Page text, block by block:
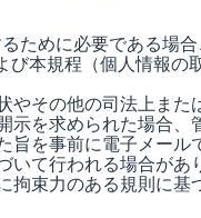
ために必要である場
本規程（個人情報
その他の司法上ま
を求められた場合
を事前に電子メール
て行われる場合があ
束力のある規則に